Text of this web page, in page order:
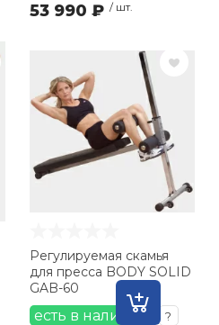
53 990 ₽ / шт.
Регулируемая скамья
для пресса BODY SOLID
GAB-60
есть в наличии ?